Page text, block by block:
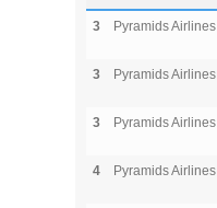
3 Pyramids Airlines
3 Pyramids Airlines
3 Pyramids Airlines
4 Pyramids Airlines